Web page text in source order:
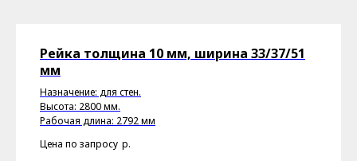
Рейка толщина 10 мм, ширина 33/37/51
мм
Назначение: для стен.
Высота: 2800 мм.
Рабочая длина: 2792 мм
Цена по запросу р.